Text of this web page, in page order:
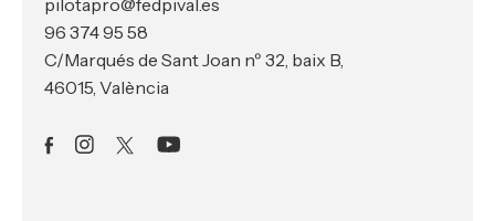
pilotapro@fedpival.es
96 374 95 58
C/Marqués de Sant Joan nº 32, baix B,
46015, València